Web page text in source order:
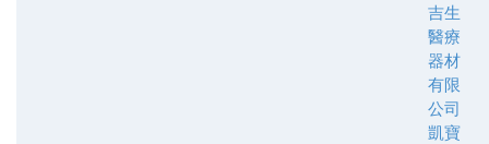
吉生
醫療
器材
有限
公司
凱寶